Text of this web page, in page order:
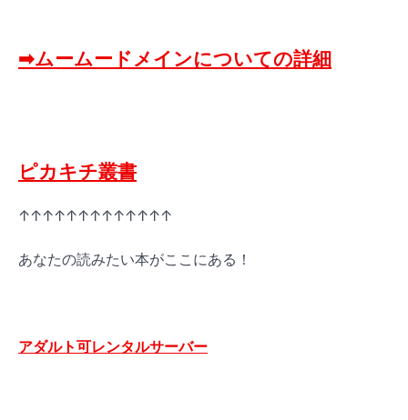
➡ムームードメインについての詳細
ピカキチ叢書
↑↑↑↑↑↑↑↑↑↑↑↑↑
あなたの読みたい本がここにある！
アダルト可レンタルサーバー